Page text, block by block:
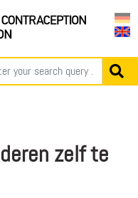
zelf te